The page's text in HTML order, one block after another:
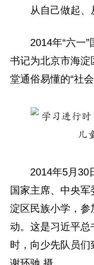
从自己做起、
2014年“六一
书记为北京市海淀
堂通俗易懂的“社
2014年5月30
国家主席、中央
淀区民族小学，参
动。这是习近平
时，向少先队员